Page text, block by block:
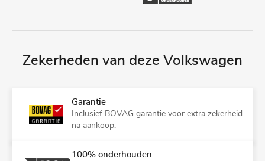
Zekerheden van deze Volkswagen
Garantie
Inclusief BOVAG garantie voor extra zekerheid
na aankoop.
100% onderhouden